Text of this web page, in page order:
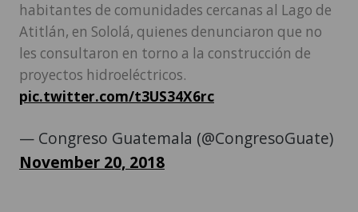
habitantes de comunidades cercanas al Lago de
Atitlán, en Sololá, quienes denunciaron que no
les consultaron en torno a la construcción de
proyectos hidroeléctricos.
pic.twitter.com/t3US34X6rc
— Congreso Guatemala (@CongresoGuate)
November 20, 2018